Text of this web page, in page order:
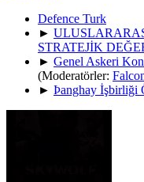
Defence Turk
►
STRATEJİK
► Genel Askeri
(Moderatörler:
► Þanghay İşbirliği